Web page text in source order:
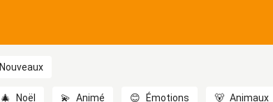
Nouveaux
🎄 Noël 💫 Animé 😊 Émotions 🐻 Animaux